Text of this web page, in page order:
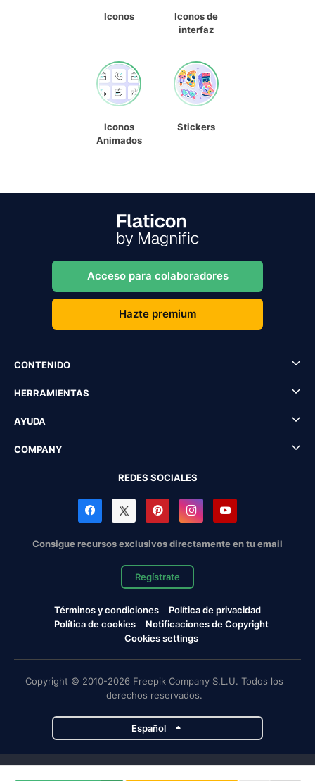
Iconos
Iconos de
interfaz
Iconos
Animados
Stickers
Acceso para colaboradores
Hazte premium
CONTENIDO
HERRAMIENTAS
AYUDA
COMPANY
REDES SOCIALES
Consigue recursos exclusivos directamente en tu email
Regístrate
Términos y condiciones
Política de privacidad
Política de cookies
Notificaciones de Copyright
Cookies settings
Copyright © 2010-2026 Freepik Company S.L.U. Todos los
derechos reservados.
Español